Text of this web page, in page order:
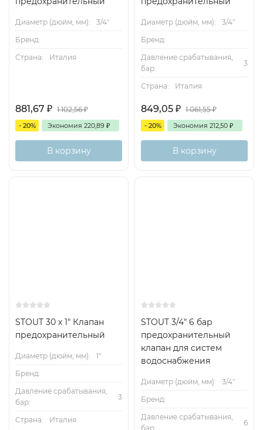
Диаметр (дюйм, мм):
3/4"
Бренд:
Страна:
Италия
881,67 ₽ 1 102,56₽
- 20% Экономия 220,89 ₽
В корзину
Диаметр (дюйм, мм):
3/4"
Бренд:
Давление срабатывания,
бар:
3
Страна: Италия
849,05 ₽ 1 061,55₽
- 20% Экономия 212,50 ₽
В корзину
STOUT 30 x 1" Клапан
предохранительный
Диаметр (дюйм, мм):
1"
Бренд:
Давление срабатывания,
бар:
3
Страна: Италия
STOUT 3/4" 6 бар
предохранительный
клапан для систем
водоснабжения
Диаметр (дюйм, мм):
3/4"
Бренд:
Давление срабатывания,
бар:
6